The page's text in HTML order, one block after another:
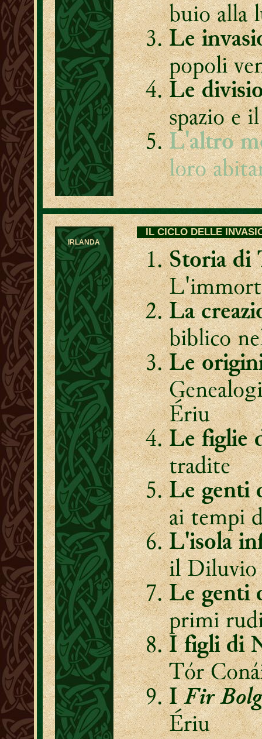
buio alla
Le
popoli
Le
spazio e
L'altro
loro
IRLANDA
IL CICLO DELLE
Storia di
La
biblico
Le
Ériu
Le figlie
tradite
Le genti
ai tempi
L'isola
il Diluvio
Le genti
primi
I figli di
Tór
IFir Bolg
Ériu